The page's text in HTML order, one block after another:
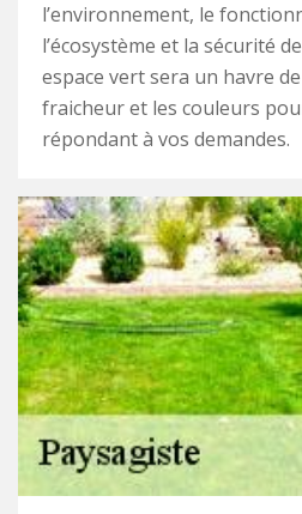
l’environnement, le
l’écosystème et la sécurité
espace vert sera un havre
fraicheur et les couleurs
répondant à vos demandes.